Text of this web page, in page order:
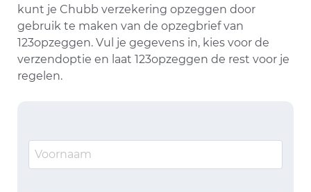
kunt je Chubb verzekering opzeggen door
gebruik te maken van de opzegbrief van
123opzeggen. Vul je gegevens in, kies voor de
verzendoptie en laat 123opzeggen de rest voor je
regelen.